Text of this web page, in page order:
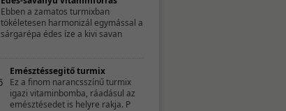
Ebben a zamatos turmixban
tökéletesen harmonizál egymással a
sárgarépa édes íze a kivi savan
Emésztéssegitő turmix
Ez a finom narancsszínű turmix
igazi vitaminbomba, ráadásul az
emésztésedet is helyre rakja. P